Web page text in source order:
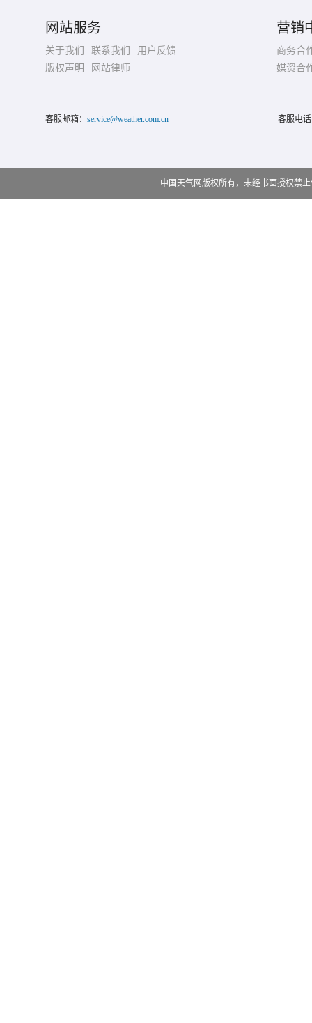
网站服务
关于我们 联系我们
用户反馈
版权声明
网站律师
营销
商务合
媒资合
客服邮箱： service@weather.com.cn 客服电
中国天气网版权所有，未经书面授权